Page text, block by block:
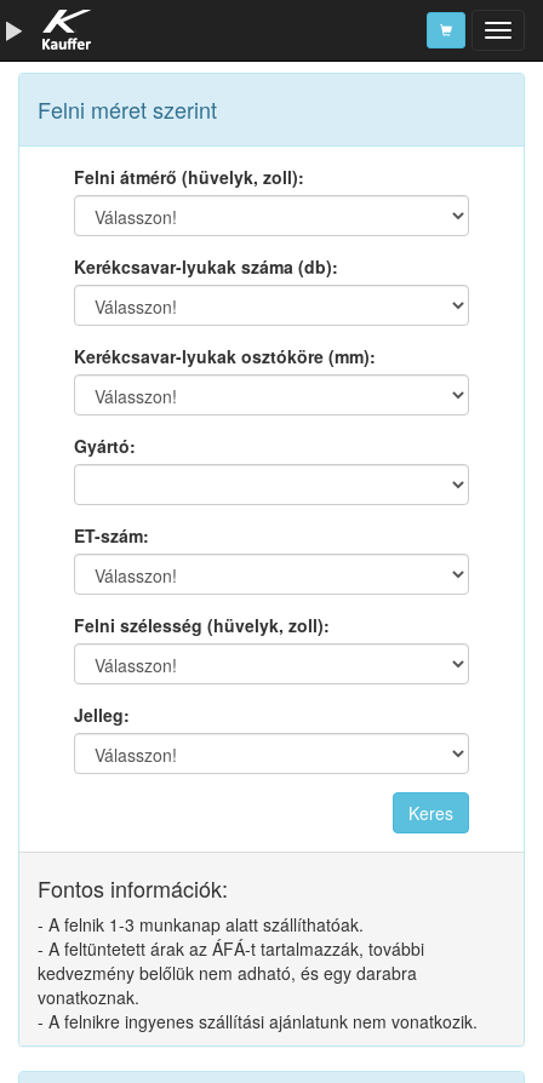
Szerszámkatalógus
Kosár
Alkatrészek
Felni méret szerint
Felni átmérő (hüvelyk, zoll):
Kerékcsavar-lyukak száma (db):
Kerékcsavar-lyukak osztóköre (mm):
Gyártó:
ET-szám:
Felni szélesség (hüvelyk, zoll):
Jelleg:
Fontos információk:
- A felnik 1-3 munkanap alatt szállíthatóak.
- A feltüntetett árak az ÁFÁ-t tartalmazzák, további
kedvezmény belőlük nem adható, és egy darabra
vonatkoznak.
- A felnikre ingyenes szállítási ajánlatunk nem vonatkozik.